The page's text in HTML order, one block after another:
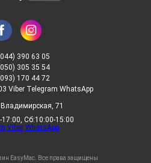
390 63 05
305 35 54
170 44 72
Viber Telegram WhatsApp
71
17:00, Сб:10:00-15:00
Viber WhatsApp
EasyMac. Все права защищены